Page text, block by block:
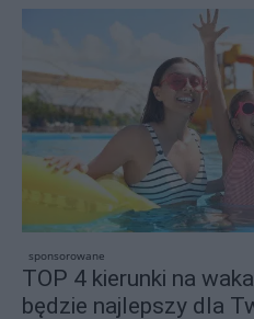
sponsorowane
TOP 4 kierunki na
będzie najlepszy dla